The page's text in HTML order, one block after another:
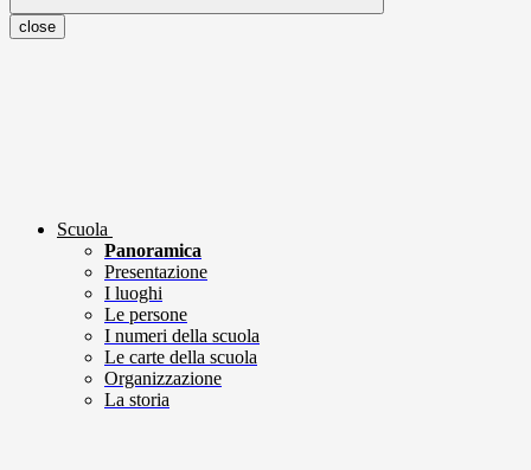
close
Scuola
Panoramica
Presentazione
I luoghi
Le persone
I numeri della scuola
Le carte della scuola
Organizzazione
La storia